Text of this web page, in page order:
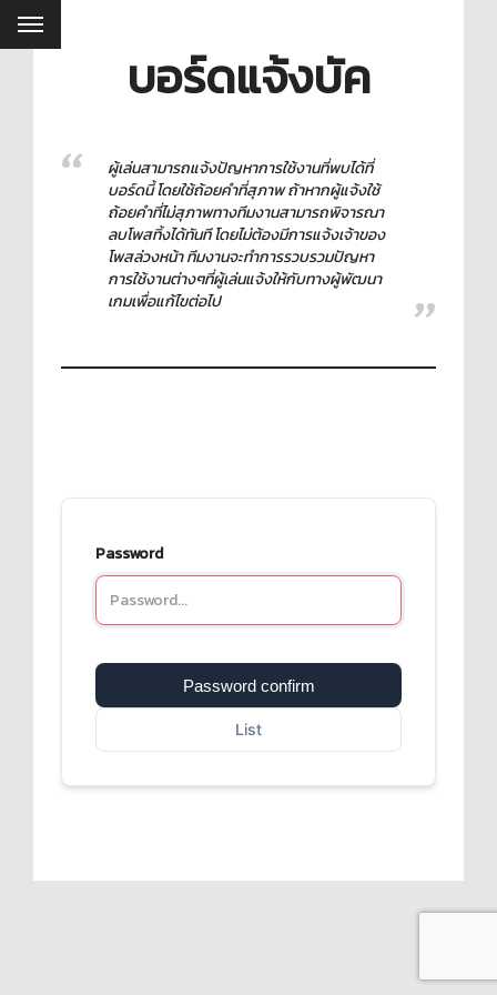
บอร์ดแจ้งบัค
ผู้เล่นสามารถแจ้งปัญหาการใช้งานที่พบได้ที่
บอร์ดนี้ โดยใช้ถ้อยคำที่สุภาพ ถ้าหากผู้แจ้งใช้
ถ้อยคำที่ไม่สุภาพทางทีมงานสามารถพิจารณา
ลบโพสทิ้งได้ทันที โดยไม่ต้องมีการแจ้งเจ้าของ
โพสล่วงหน้า ทีมงานจะทำการรวบรวมปัญหา
การใช้งานต่างๆที่ผู้เล่นแจ้งให้กับทางผู้พัฒนา
เกมเพื่อแก้ไขต่อไป
Password
List
Password confirm